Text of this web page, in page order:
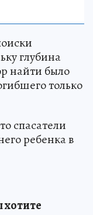
глубина
найти было
только
спасатели
ребенка в
хотите